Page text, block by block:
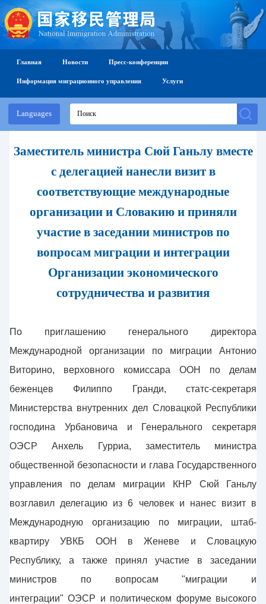
Languages
Главная Новости Пресс-конференции
Информация миграционного управления Услуги
Заместитель министра Сюй Ганьлу вместе
с делегацией нанесли визит в
соответствующие международные
организации и Словакию и приняли
участие в заседании министров по
вопросам миграции и интеграции
Организации экономического
сотрудничества и развития
По приглашению генерального директора
Международной организации по миграции Антонио
Виторино, верховного комиссара ООН по делам
беженцев Филиппо Гранди, статс-секретаря
Министерства внутренних дел Словацкой Республики
господина Урбановича и Генерального секретаря
ОЭСР Анхель Гурриа, заместитель министра
общественной безопасности и глава Государственного
управления по делам миграции КНР Сюй Ганьлу
возглавил делегацию из 6 человек и нанес визит в
Международную организацию по миграции, штаб-
квартиру УВКБ ООН в Женеве и Словацкую
Республику, а также принял участие в заседании
министров по вопросам "миграции и
интеграции" ОЭСР и политическом форуме высокого